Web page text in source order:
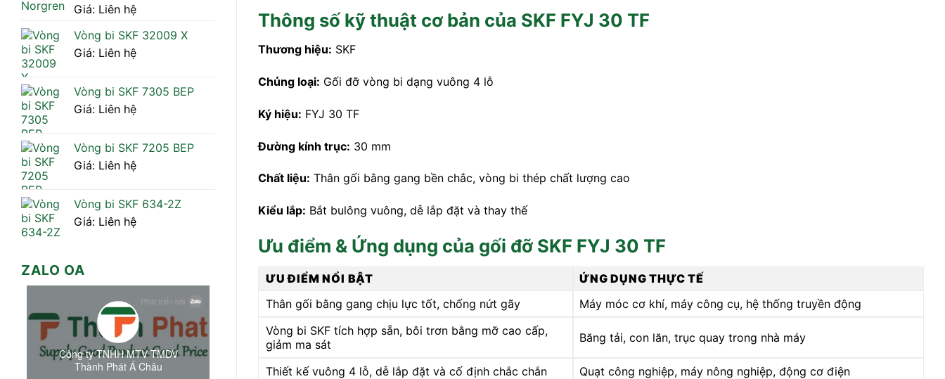
Giá: Liên hệ
Vòng bi SKF 32009 X
Giá: Liên hệ
Vòng bi SKF 7305 BEP
Giá: Liên hệ
Vòng bi SKF 7205 BEP
Giá: Liên hệ
Vòng bi SKF 634-2Z
Giá: Liên hệ
ZALO OA
Thông số kỹ thuật cơ bản của SKF FYJ 30 TF
Thương hiệu: SKF
Chủng loại: Gối đỡ vòng bi dạng vuông 4 lỗ
Ký hiệu: FYJ 30 TF
Đường kính trục: 30 mm
Chất liệu: Thân gối bằng gang bền chắc, vòng bi thép chất lượng cao
Kiểu lắp: Bắt bulông vuông, dễ lắp đặt và thay thế
Ưu điểm & Ứng dụng của gối đỡ SKF FYJ 30 TF
ƯU ĐIỂM NỔI BẬT
ỨNG DỤNG THỰC TẾ
Thân gối bằng gang chịu lực tốt, chống nứt gãy
Máy móc cơ khí, máy công cụ, hệ thống truyền động
Vòng bi SKF tích hợp sẵn, bôi trơn bằng mỡ cao cấp,
giảm ma sát
Băng tải, con lăn, trục quay trong nhà máy
Thiết kế vuông 4 lỗ, dễ lắp đặt và cố định chắc chắn
Quạt công nghiệp, máy nông nghiệp, động cơ điện